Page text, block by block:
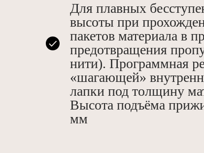
Для плавных
высоты при
пакетов материала в
предотвращения
нити). Программная
«шагающей»
лапки под толщину
Высота подъёма
мм